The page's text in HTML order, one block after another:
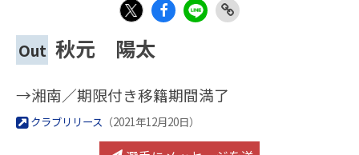
eb
k
Out 秋元 陽太
→湘南／期限付き移籍期間満了
クラブリリース （2021年12月20日）